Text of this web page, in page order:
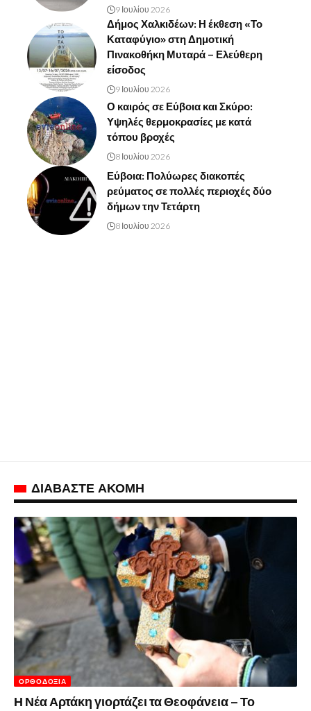
9 Ιουλίου 2026
Δήμος Χαλκιδέων: Η έκθεση «Το
Καταφύγιο» στη Δημοτική
Πινακοθήκη Μυταρά – Ελεύθερη
είσοδος
9 Ιουλίου 2026
Ο καιρός σε Εύβοια και Σκύρο:
Υψηλές θερμοκρασίες με κατά
τόπου βροχές
8 Ιουλίου 2026
Εύβοια: Πολύωρες διακοπές
ρεύματος σε πολλές περιοχές δύο
δήμων την Τετάρτη
8 Ιουλίου 2026
ΔΙΑΒΑΣΤΕ ΑΚΟΜΗ
ΟΡΘΟΔΟΞΊΑ
Η Νέα Αρτάκη γιορτάζει τα Θεοφάνεια – Το